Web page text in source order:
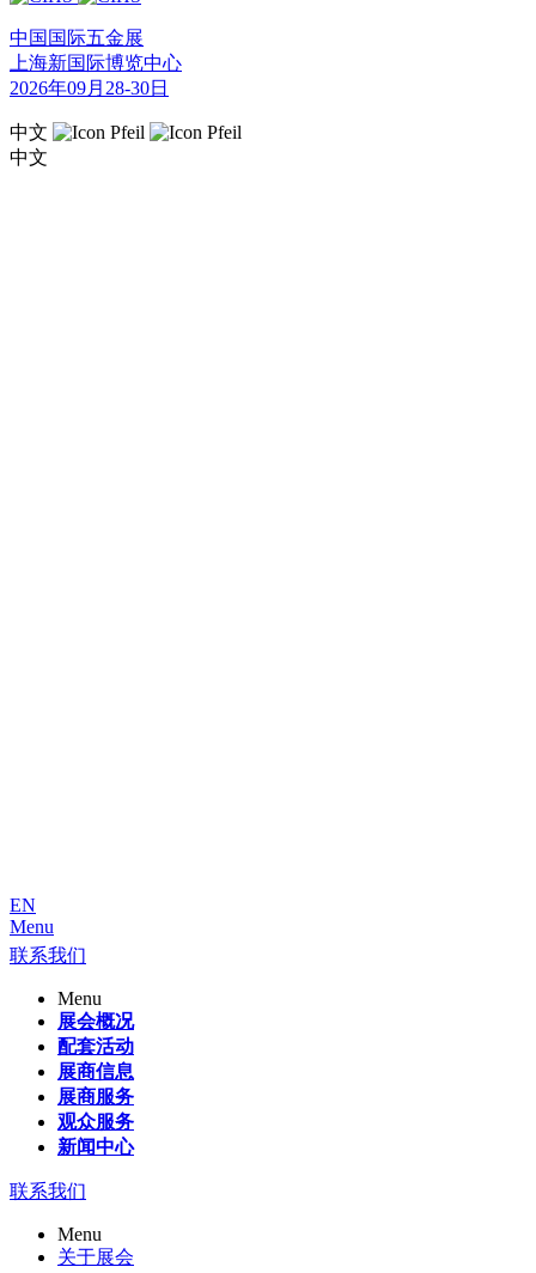
中国国际五金展
上海新国际博览中心
2026年09月28-30日
中文
中文
EN
Menu
联系我们
Menu
展会概况
配套活动
展商信息
展商服务
观众服务
新闻中心
联系我们
Menu
关于展会